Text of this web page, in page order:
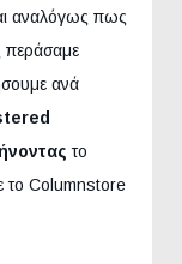
αναλόγως πως
περάσαμε
ανά
το
το Columnstore